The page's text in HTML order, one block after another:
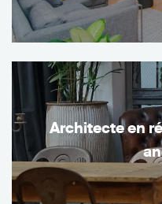
Architecte en